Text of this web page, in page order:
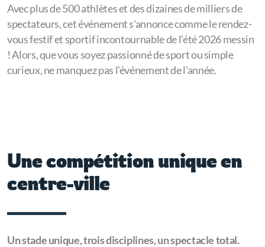
Avec plus de 500 athlètes et des dizaines de milliers de
spectateurs, cet événement s'annonce comme le rendez-
vous festif et sportif incontournable de l'été 2026 messin
! Alors, que vous soyez passionné de sport ou simple
curieux, ne manquez pas l'événement de l'année.
Une compétition unique en
centre-ville
Un stade unique, trois disciplines, un spectacle total.